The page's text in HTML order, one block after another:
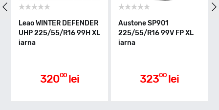
D
Aderenta pe carosabil ud
Leao WINTER DEFENDER
UHP 225/55/R16 99H XL
iarna
32000 lei
Austone SP901
225/55/R16 99V FP XL
iarna
32300 lei